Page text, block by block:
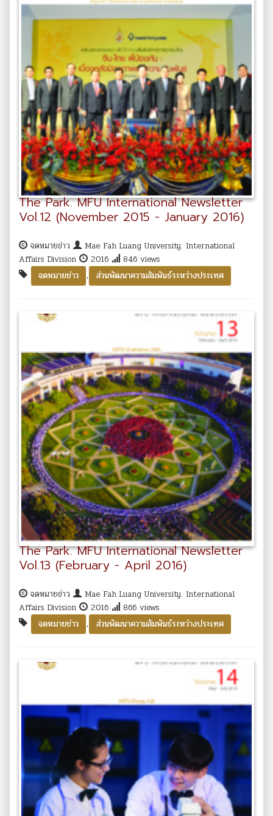
The Park. MFU International Newsletter
Vol.12 (November 2015 - January 2016)
จดหมายข่าว
Mae Fah Luang University. International
Affairs Division
2016
846 views
จดหมายข่าว
, ส่วนพัฒนาความสัมพันธ์ระหว่างประเทศ
The Park. MFU International Newsletter
Vol.13 (February - April 2016)
จดหมายข่าว
Mae Fah Luang University. International
Affairs Division
2016
866 views
จดหมายข่าว
, ส่วนพัฒนาความสัมพันธ์ระหว่างประเทศ